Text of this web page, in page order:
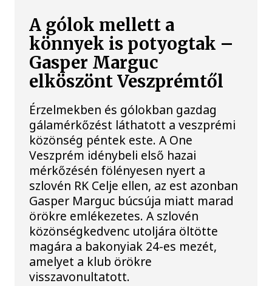
A gólok mellett a
könnyek is potyogtak –
Gasper Marguc
elköszönt Veszprémtől
Érzelmekben és gólokban gazdag
gálamérkőzést láthatott a veszprémi
közönség péntek este. A One
Veszprém idénybeli első hazai
mérkőzésén fölényesen nyert a
szlovén RK Celje ellen, az est azonban
Gasper Marguc búcsúja miatt marad
örökre emlékezetes. A szlovén
közönségkedvenc utoljára öltötte
magára a bakonyiak 24-es mezét,
amelyet a klub örökre
visszavonultatott.